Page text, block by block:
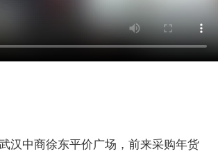
汉中商徐东平价广场，前来采购年货